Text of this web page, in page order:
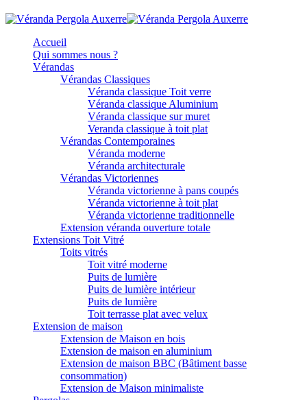
Accueil
Qui sommes nous ?
Vérandas
Vérandas Classiques
Véranda classique Toit verre
Véranda classique Aluminium
Véranda classique sur muret
Veranda classique à toit plat
Vérandas Contemporaines
Véranda moderne
Véranda architecturale
Vérandas Victoriennes
Véranda victorienne à pans coupés
Véranda victorienne à toit plat
Véranda victorienne traditionnelle
Extension véranda ouverture totale
Extensions Toit Vitré
Toits vitrés
Toit vitré moderne
Puits de lumière
Puits de lumière intérieur
Puits de lumière
Toit terrasse plat avec velux
Extension de maison
Extension de Maison en bois
Extension de maison en aluminium
Extension de maison BBC (Bâtiment basse
consommation)
Extension de Maison minimaliste